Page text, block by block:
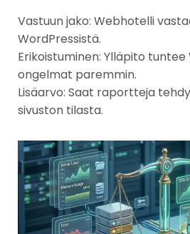
Vastuun jako: Webhotelli
WordPressistä.
Erikoistuminen: Ylläpito
ongelmat paremmin.
Lisäarvo: Saat raportteja
sivuston tilasta.